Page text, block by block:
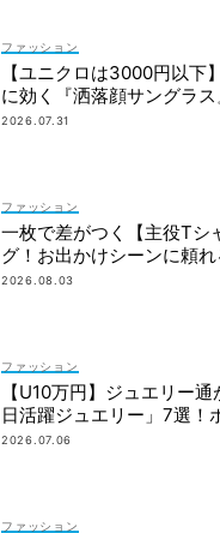
ファッション
【ユニクロは3000円以下
に効く『洒落顔サングラス
ォルム”が最旬！
2026.07.31
ファッション
一枚で差がつく【主役Tシ
グ！お出かけシーンに頼れ
例も
2026.08.03
ファッション
【U10万円】ジュエリー
日活躍ジュエリー」7選！
おすすめ
2026.07.06
ファッション